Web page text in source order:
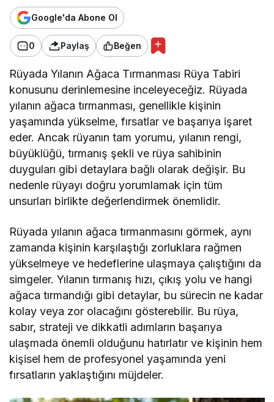
Google'da Abone Ol
0 Paylaş Beğen
Rüyada Yılanın Ağaca Tırmanması Rüya Tabiri
konusunu derinlemesine inceleyeceğiz. Rüyada
yılanın ağaca tırmanması, genellikle kişinin
yaşamında yükselme, fırsatlar ve başarıya işaret
eder. Ancak rüyanın tam yorumu, yılanın rengi,
büyüklüğü, tırmanış şekli ve rüya sahibinin
duyguları gibi detaylara bağlı olarak değişir. Bu
nedenle rüyayı doğru yorumlamak için tüm
unsurları birlikte değerlendirmek önemlidir.
Rüyada yılanın ağaca tırmanmasını görmek, aynı
zamanda kişinin karşılaştığı zorluklara rağmen
yükselmeye ve hedeflerine ulaşmaya çalıştığını da
simgeler. Yılanın tırmanış hızı, çıkış yolu ve hangi
ağaca tırmandığı gibi detaylar, bu sürecin ne kadar
kolay veya zor olacağını gösterebilir. Bu rüya,
sabır, strateji ve dikkatli adımların başarıya
ulaşmada önemli olduğunu hatırlatır ve kişinin hem
kişisel hem de profesyonel yaşamında yeni
fırsatların yaklaştığını müjdeler.